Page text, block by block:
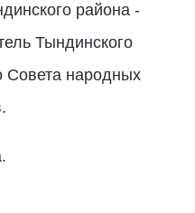
района -
Тындинского
Совета народных